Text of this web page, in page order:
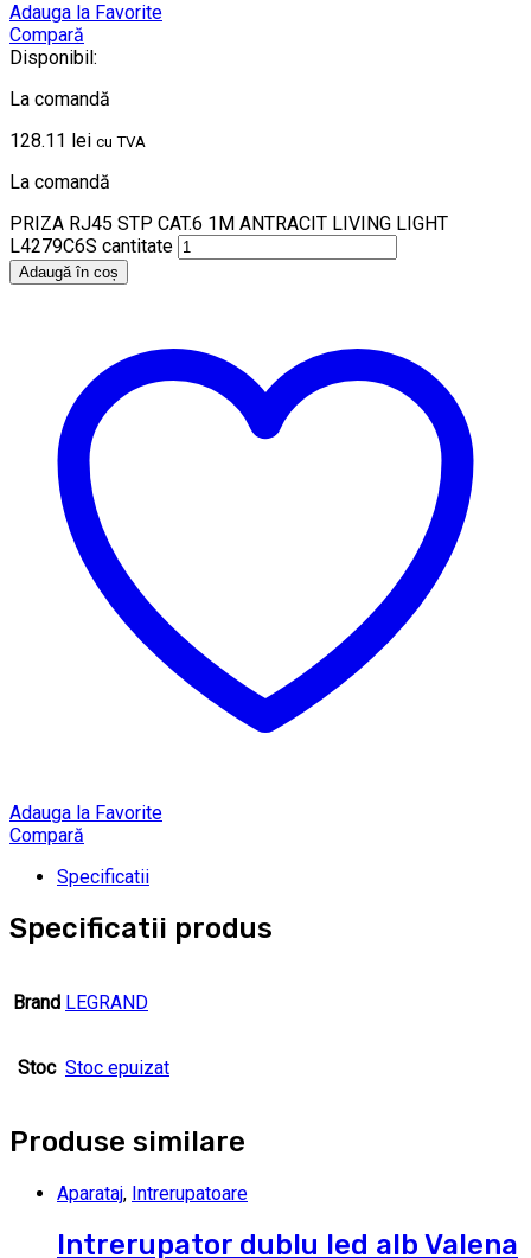
Adauga la Favorite
Compară
Disponibil:
La comandă
128.11 lei cu TVA
La comandă
PRIZA RJ45 STP CAT.6 1M ANTRACIT LIVING LIGHT
L4279C6S cantitate
Adaugă în coș
Adauga la Favorite
Compară
Specificatii
Specificatii produs
Brand LEGRAND
Stoc Stoc epuizat
Produse similare
Aparataj, Intrerupatoare
Intrerupator dublu led alb Valena